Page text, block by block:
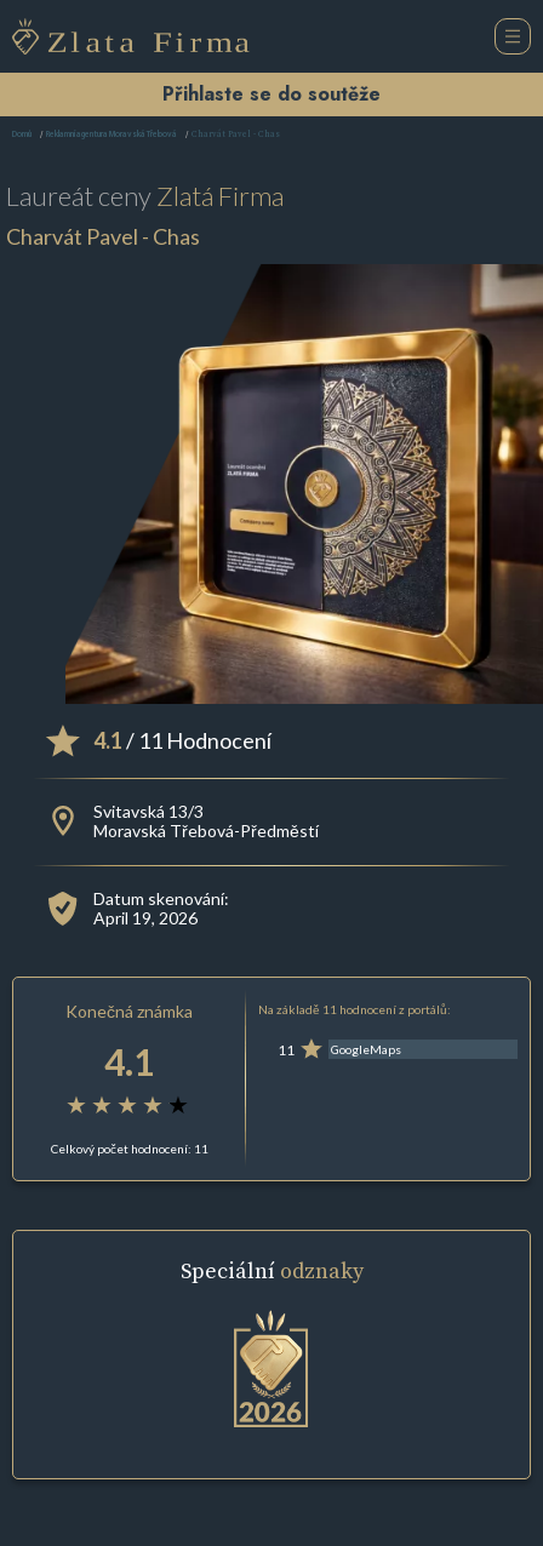
Přihlaste se do soutěže
Domů Reklamní agentura Moravská Třebová Charvát Pavel - Chas
Laureát cenyZlatá Firma
Charvát Pavel - Chas
4.1/ 11 Hodnocení
Svitavská 13/3
Moravská Třebová-Předměstí
Datum skenování:
April 19, 2026
Konečná známka
4.1
Celkový počet hodnocení: 11
Na základě 11 hodnocení z portálů:
11 GoogleMaps
Speciální odznaky